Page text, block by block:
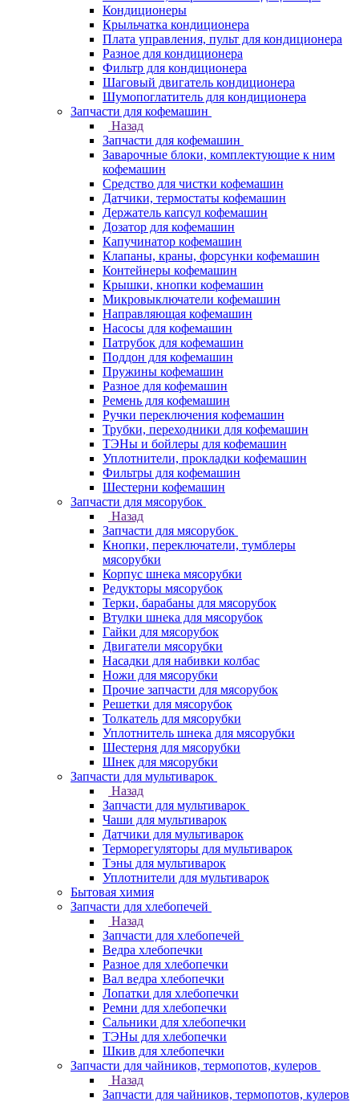
Кондиционеры
Крыльчатка кондиционера
Плата управления, пульт для кондиционера
Разное для кондиционера
Фильтр для кондиционера
Шаговый двигатель кондиционера
Шумопоглатитель для кондиционера
Запчасти для кофемашин
Назад
Запчасти для кофемашин
Заварочные блоки, комплектующие к ним
кофемашин
Средство для чистки кофемашин
Датчики, термостаты кофемашин
Держатель капсул кофемашин
Дозатор для кофемашин
Капучинатор кофемашин
Клапаны, краны, форсунки кофемашин
Контейнеры кофемашин
Крышки, кнопки кофемашин
Микровыключатели кофемашин
Направляющая кофемашин
Насосы для кофемашин
Патрубок для кофемашин
Поддон для кофемашин
Пружины кофемашин
Разное для кофемашин
Ремень для кофемашин
Ручки переключения кофемашин
Трубки, переходники для кофемашин
ТЭНы и бойлеры для кофемашин
Уплотнители, прокладки кофемашин
Фильтры для кофемашин
Шестерни кофемашин
Запчасти для мясорубок
Назад
Запчасти для мясорубок
Кнопки, переключатели, тумблеры
мясорубки
Корпус шнека мясорубки
Редукторы мясорубок
Терки, барабаны для мясорубок
Втулки шнека для мясорубок
Гайки для мясорубок
Двигатели мясорубки
Насадки для набивки колбас
Ножи для мясорубки
Прочие запчасти для мясорубок
Решетки для мясорубок
Толкатель для мясорубки
Уплотнитель шнека для мясорубки
Шестерня для мясорубки
Шнек для мясорубки
Запчасти для мультиварок
Назад
Запчасти для мультиварок
Чаши для мультиварок
Датчики для мультиварок
Терморегуляторы для мультиварок
Тэны для мультиварок
Уплотнители для мультиварок
Бытовая химия
Запчасти для хлебопечей
Назад
Запчасти для хлебопечей
Ведра хлебопечки
Разное для хлебопечки
Вал ведра хлебопечки
Лопатки для хлебопечки
Ремни для хлебопечки
Сальники для хлебопечки
ТЭНы для хлебопечки
Шкив для хлебопечки
Запчасти для чайников, термопотов, кулеров
Назад
Запчасти для чайников, термопотов, кулеров